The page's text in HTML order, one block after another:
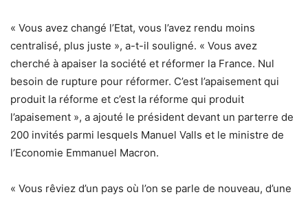
« Vous avez changé l’Etat, vous l’avez rendu moins
centralisé, plus juste », a-t-il souligné. « Vous avez
cherché à apaiser la société et réformer la France. Nul
besoin de rupture pour réformer. C’est l’apaisement qui
produit la réforme et c’est la réforme qui produit
l’apaisement », a ajouté le président devant un parterre de
200 invités parmi lesquels Manuel Valls et le ministre de
l’Economie Emmanuel Macron.
« Vous rêviez d’un pays où l’on se parle de nouveau, d’une